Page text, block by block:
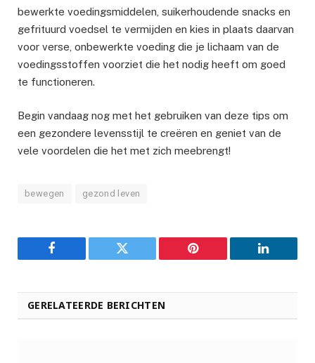
bewerkte voedingsmiddelen, suikerhoudende snacks en
gefrituurd voedsel te vermijden en kies in plaats daarvan
voor verse, onbewerkte voeding die je lichaam van de
voedingsstoffen voorziet die het nodig heeft om goed
te functioneren.
Begin vandaag nog met het gebruiken van deze tips om
een gezondere levensstijl te creëren en geniet van de
vele voordelen die het met zich meebrengt!
bewegen gezond leven
Facebook Twitter Pinterest LinkedIn
GERELATEERDE BERICHTEN